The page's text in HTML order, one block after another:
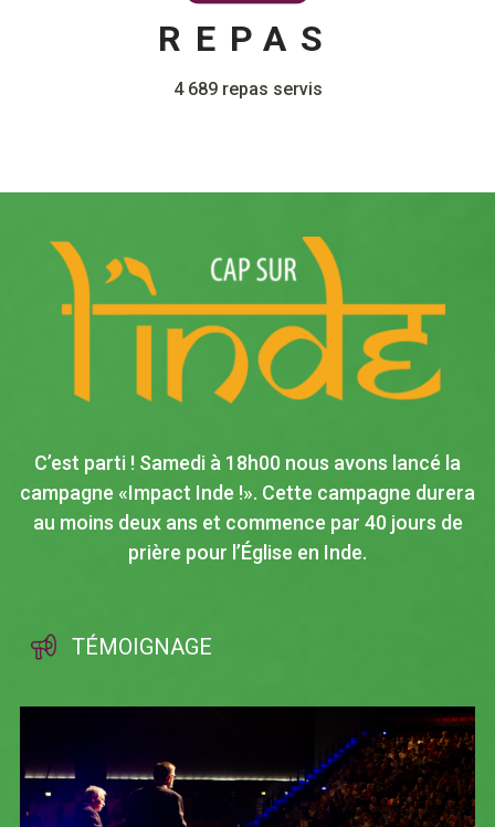
REPAS
4 689 repas servis
C’est parti ! Samedi à 18h00 nous avons lancé la
campagne «Impact Inde !». Cette campagne durera
au moins deux ans et commence par 40 jours de
prière pour l’Église en Inde.
TÉMOIGNAGE